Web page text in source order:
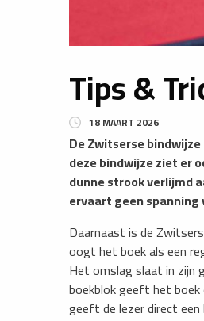
Tips &
18 MAART 2026
De Zwitserse
deze bindwijze ziet er
dunne strook verlijmd
ervaart geen spanning
​Daarnaast is de
oogt het boek als een
Het omslag slaat in zijn
boekblok geeft het
geeft de lezer direct